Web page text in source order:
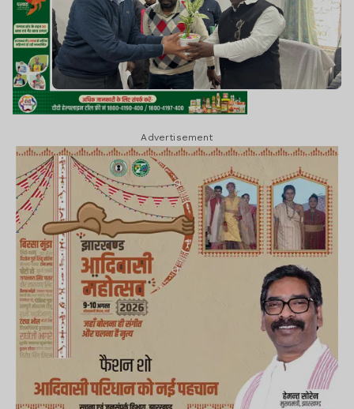
Advertisement